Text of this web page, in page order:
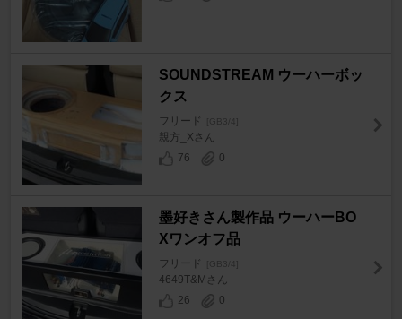
SOUNDSTREAM ウーハーボッ
クス
フリード [GB3/4]
親方_Xさん
76
0
墨好きさん製作品 ウーハーBO
Xワンオフ品
フリード [GB3/4]
4649T&Mさん
26
0